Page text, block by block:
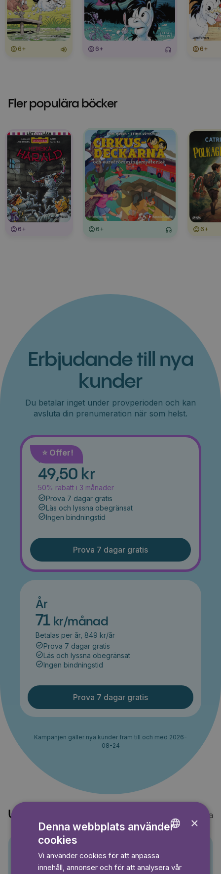
6+ 6+ 6+
Fler populära böcker
6+ 6+ 6+
Erbjudande till nya
kunder
Du betalar inget under provperioden och kan
avsluta din prenumeration när som helst.
⭐️ Offer!
Månad
49,50 kr
50% rabatt i 3 månader
Prova 7 dagar gratis
Läs och lyssna obegränsat
Ingen bindningstid
Prova 7 dagar gratis
År
71 kr/månad
Betalas per år, 849 kr/år
Prova 7 dagar gratis
Läs och lyssna obegränsat
Ingen bindningstid
Prova 7 dagar gratis
Kampanjen gäller nya kunder fram till och med 2026-
08-24
Upptäck också Visa alla
×
Denna webbplats använder
cookies
Vi använder cookies för att anpassa
innehåll, annonser och för att analysera vår